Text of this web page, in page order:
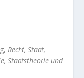
Recht, Staat,
Staatstheorie und